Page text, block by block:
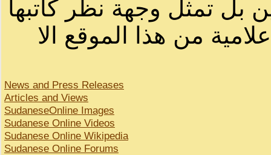
بل تمثل وجهة نظر كاتبها
من هذا الموقع الا
News and Press Releases
Articles and Views
SudaneseOnline Images
Sudanese Online Videos
Sudanese Online Wikipedia
Sudanese Online Forums